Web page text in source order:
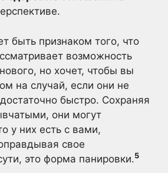
быть признаком того, что
возможность
но хочет, чтобы вы
на случай, если они не
быстро. Сохраняя
они могут
у них есть с вами,
свое
это форма панировки.5